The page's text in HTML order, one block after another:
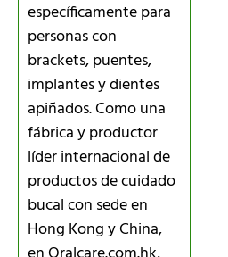
específicamente para
personas con
brackets, puentes,
implantes y dientes
apiñados. Como una
fábrica y productor
líder internacional de
productos de cuidado
bucal con sede en
Hong Kong y China,